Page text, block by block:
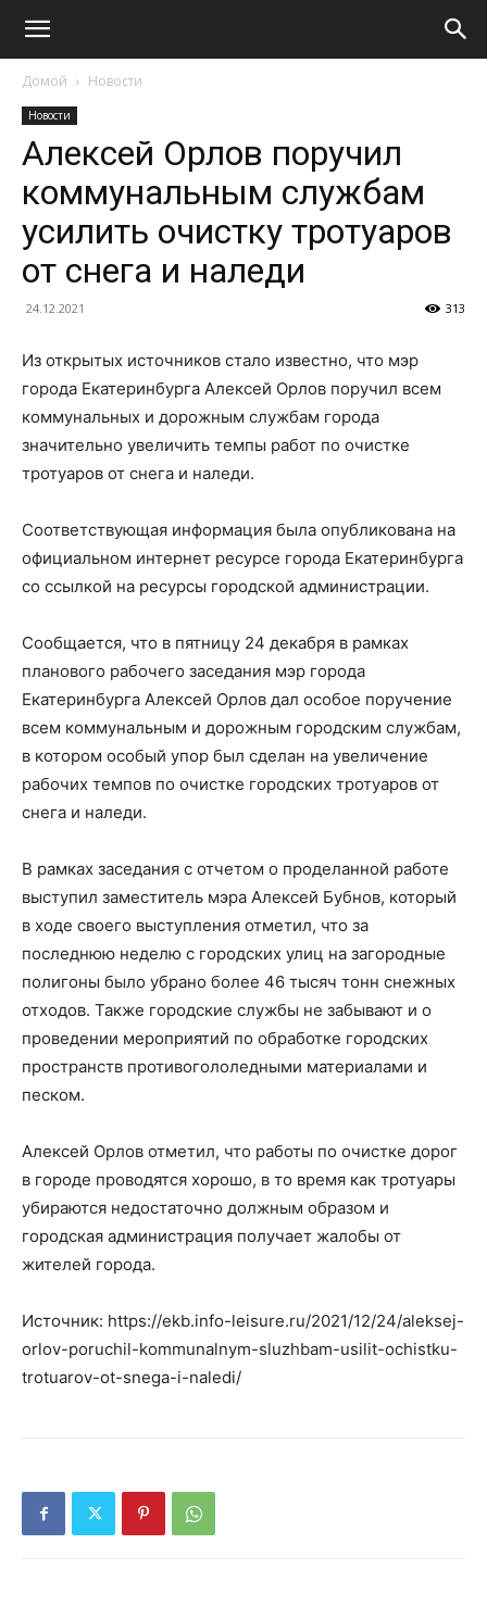
Домой Новости
Новости
Алексей Орлов поручил
коммунальным службам
усилить очистку тротуаров
от снега и наледи
24.12.2021 313
Из открытых источников стало известно, что мэр
города Екатеринбурга Алексей Орлов поручил всем
коммунальных и дорожным службам города
значительно увеличить темпы работ по очистке
тротуаров от снега и наледи.
Соответствующая информация была опубликована на
официальном интернет ресурсе города Екатеринбурга
со ссылкой на ресурсы городской администрации.
Сообщается, что в пятницу 24 декабря в рамках
планового рабочего заседания мэр города
Екатеринбурга Алексей Орлов дал особое поручение
всем коммунальным и дорожным городским службам,
в котором особый упор был сделан на увеличение
рабочих темпов по очистке городских тротуаров от
снега и наледи.
В рамках заседания с отчетом о проделанной работе
выступил заместитель мэра Алексей Бубнов, который
в ходе своего выступления отметил, что за
последнюю неделю с городских улиц на загородные
полигоны было убрано более 46 тысяч тонн снежных
отходов. Также городские службы не забывают и о
проведении мероприятий по обработке городских
пространств противогололедными материалами и
песком.
Алексей Орлов отметил, что работы по очистке дорог
в городе проводятся хорошо, в то время как тротуары
убираются недостаточно должным образом и
городская администрация получает жалобы от
жителей города.
Источник: https://ekb.info-leisure.ru/2021/12/24/aleksej-
orlov-poruchil-kommunalnym-sluzhbam-usilit-ochistku-
trotuarov-ot-snega-i-naledi/